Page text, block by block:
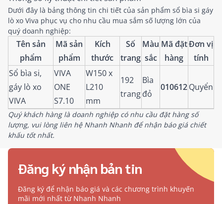
Dưới đây là bảng thông tin chi tiết của sản phẩm sổ bìa si gáy
lò xo Viva phục vụ cho nhu cầu mua sắm số lượng lớn của
quý doanh nghiệp:
Tên sản
phẩm
Mã sản
phẩm
Kích
thước
Số
trang
Màu
sắc
Mã đặt
hàng
Đơn vị
tính
Sổ bìa si,
gáy lò xo
VIVA
VIVA
ONE
S7.10
W150 x
L210
mm
192
trang
Bìa
đỏ
010612Quyển
Quý khách hàng là doanh nghiệp có nhu cầu đặt hàng số
lượng, vui lòng liên hệ Nhanh Nhanh để nhận báo giá chiết
khấu tốt nhất.
Đăng ký nhận bản tin
Đăng ký để nhận báo giá và các chương trình khuyến
mãi mới nhất từ Nhanh Nhanh